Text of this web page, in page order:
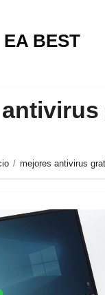
EA BEST
mejores antivirus